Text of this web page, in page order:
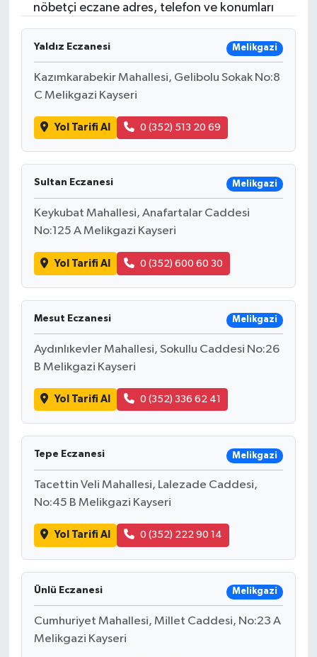
nöbetçi eczane adres, telefon ve konumları
Yaldız Eczanesi Melikgazi
Kazımkarabekir Mahallesi, Gelibolu Sokak No:8
C Melikgazi Kayseri
Yol Tarifi Al 0 (352) 513 20 69
Sultan Eczanesi Melikgazi
Keykubat Mahallesi, Anafartalar Caddesi
No:125 A Melikgazi Kayseri
Yol Tarifi Al 0 (352) 600 60 30
Mesut Eczanesi Melikgazi
Aydınlıkevler Mahallesi, Sokullu Caddesi No:26
B Melikgazi Kayseri
Yol Tarifi Al 0 (352) 336 62 41
Tepe Eczanesi Melikgazi
Tacettin Veli Mahallesi, Lalezade Caddesi,
No:45 B Melikgazi Kayseri
Yol Tarifi Al 0 (352) 222 90 14
Ünlü Eczanesi Melikgazi
Cumhuriyet Mahallesi, Millet Caddesi, No:23 A
Melikgazi Kayseri